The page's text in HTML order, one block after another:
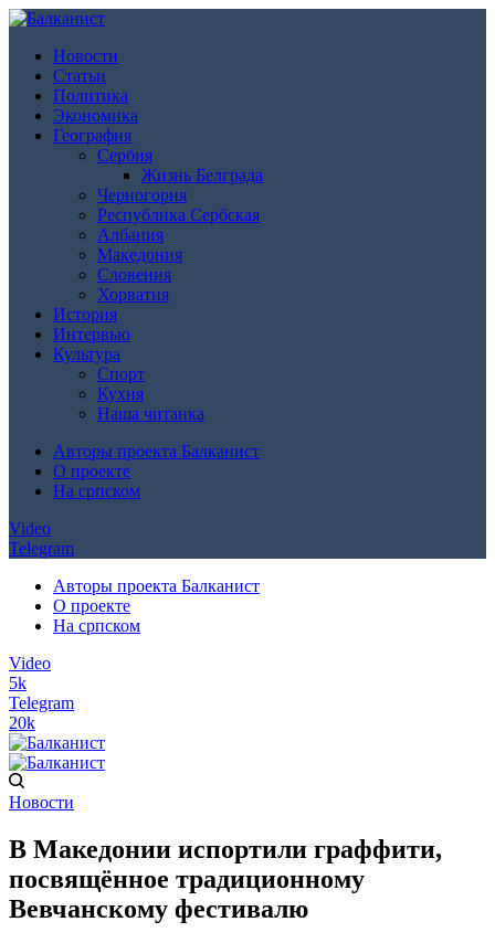
Новости
Статьи
Политика
Экономика
География
Сербия
Жизнь Белграда
Черногория
Республика Сербская
Албания
Македония
Словения
Хорватия
История
Интервью
Культура
Спорт
Кухня
Наша читанка
Авторы проекта Балканист
О проекте
На српском
Video
Telegram
Авторы проекта Балканист
О проекте
На српском
Video
5k
Telegram
20k
Новости
В Македонии испортили граффити,
посвящённое традиционному
Вевчанскому фестивалю